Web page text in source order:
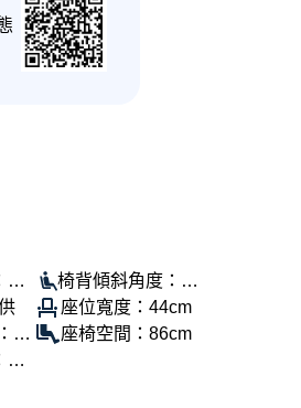
提
提
提
椅背傾斜角度：1
20°
座位寬度：44cm
座椅空間：86cm